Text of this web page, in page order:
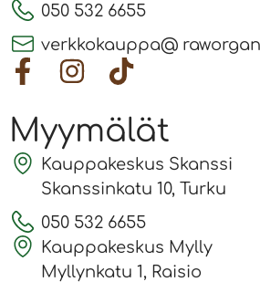
050 532 6655
verkkokauppa@
Myymälät
Kauppakeskus Skanssi
Skanssinkatu 10, Turku
050 532 6655
Kauppakeskus Mylly
Myllynkatu 1, Raisio